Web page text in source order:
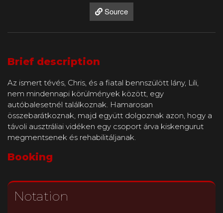
Source
Brief description
Az ismert tévés, Chris, és a fiatal bennszülött lány, Lili,
nem mindennapi körülmények között, egy
autóbalesetnél találkoznak. Hamarosan
összebarátkoznak, majd együtt dolgoznak azon, hogy a
távoli ausztráliai vidéken egy csoport árva kiskengurut
megmentsenek és rehabilitáljanak.
Booking
Notation